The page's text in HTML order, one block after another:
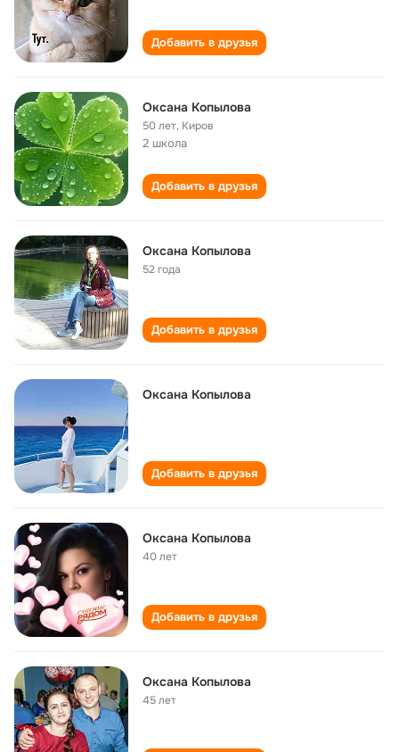
Добавить в друзья
Оксана Копылова
50 лет, Киров
2 школа
Добавить в друзья
Оксана Копылова
52 года
Добавить в друзья
Оксана Копылова
Добавить в друзья
Оксана Копылова
40 лет
Добавить в друзья
Оксана Копылова
45 лет